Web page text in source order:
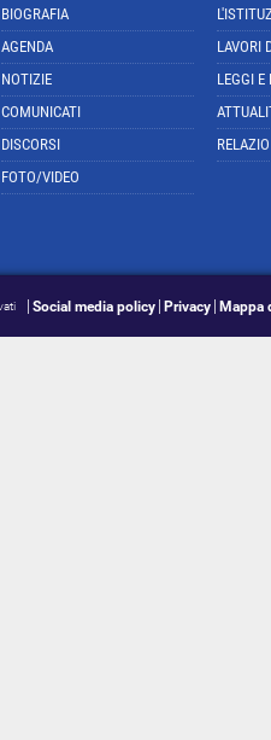
BIOGRAFIA
AGENDA
NOTIZIE
COMUNICATI
DISCORSI
FOTO/VIDEO
LAVORI
LEGGI E
Social media policy Privacy Mappa